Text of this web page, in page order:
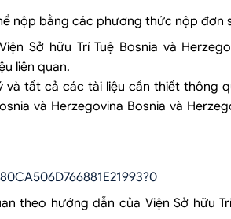
nộp bằng các phương thức nộp đơn
Sở hữu Trí Tuệ Bosnia và
liên quan.
tất cả các tài liệu cần thiết thông
và Herzegovina Bosnia và
theo hướng dẫn của Viện Sở hữu